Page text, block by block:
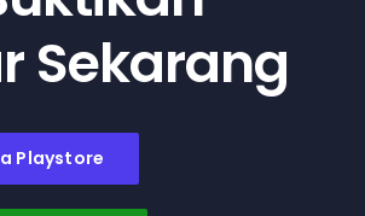
Sekarang
Playstore